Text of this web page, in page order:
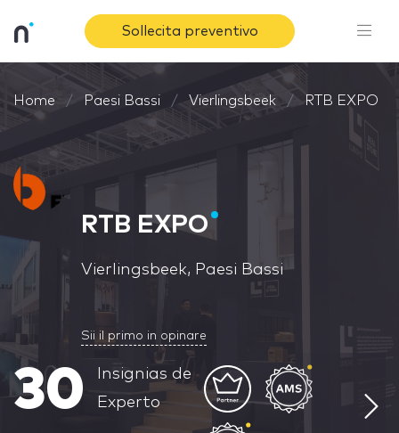
Sollecita preventivo
Home Paesi Bassi Vierlingsbeek RTB EXPO
RTB EXPO
Vierlingsbeek, Paesi Bassi
Sii il primo in opinare
30
Insignias de
Experto